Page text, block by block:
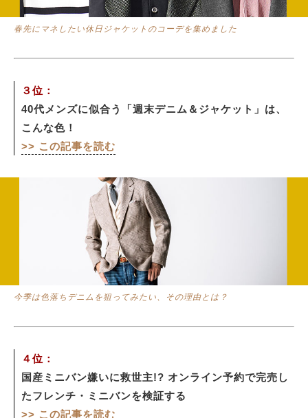
春先にマネしたい休日ジャケットのコーデを集めました
３位：
40代メンズに似合う「週末デニム＆ジャケット」は、
こんな色！
>> この記事を読む
今季は色落ちデニムを狙ってみたい、その理由とは？
４位：
国産ミニバン嫌いに救世主!? オンライン予約で完売し
たフレンチ・ミニバンを検証する
>> この記事を読む